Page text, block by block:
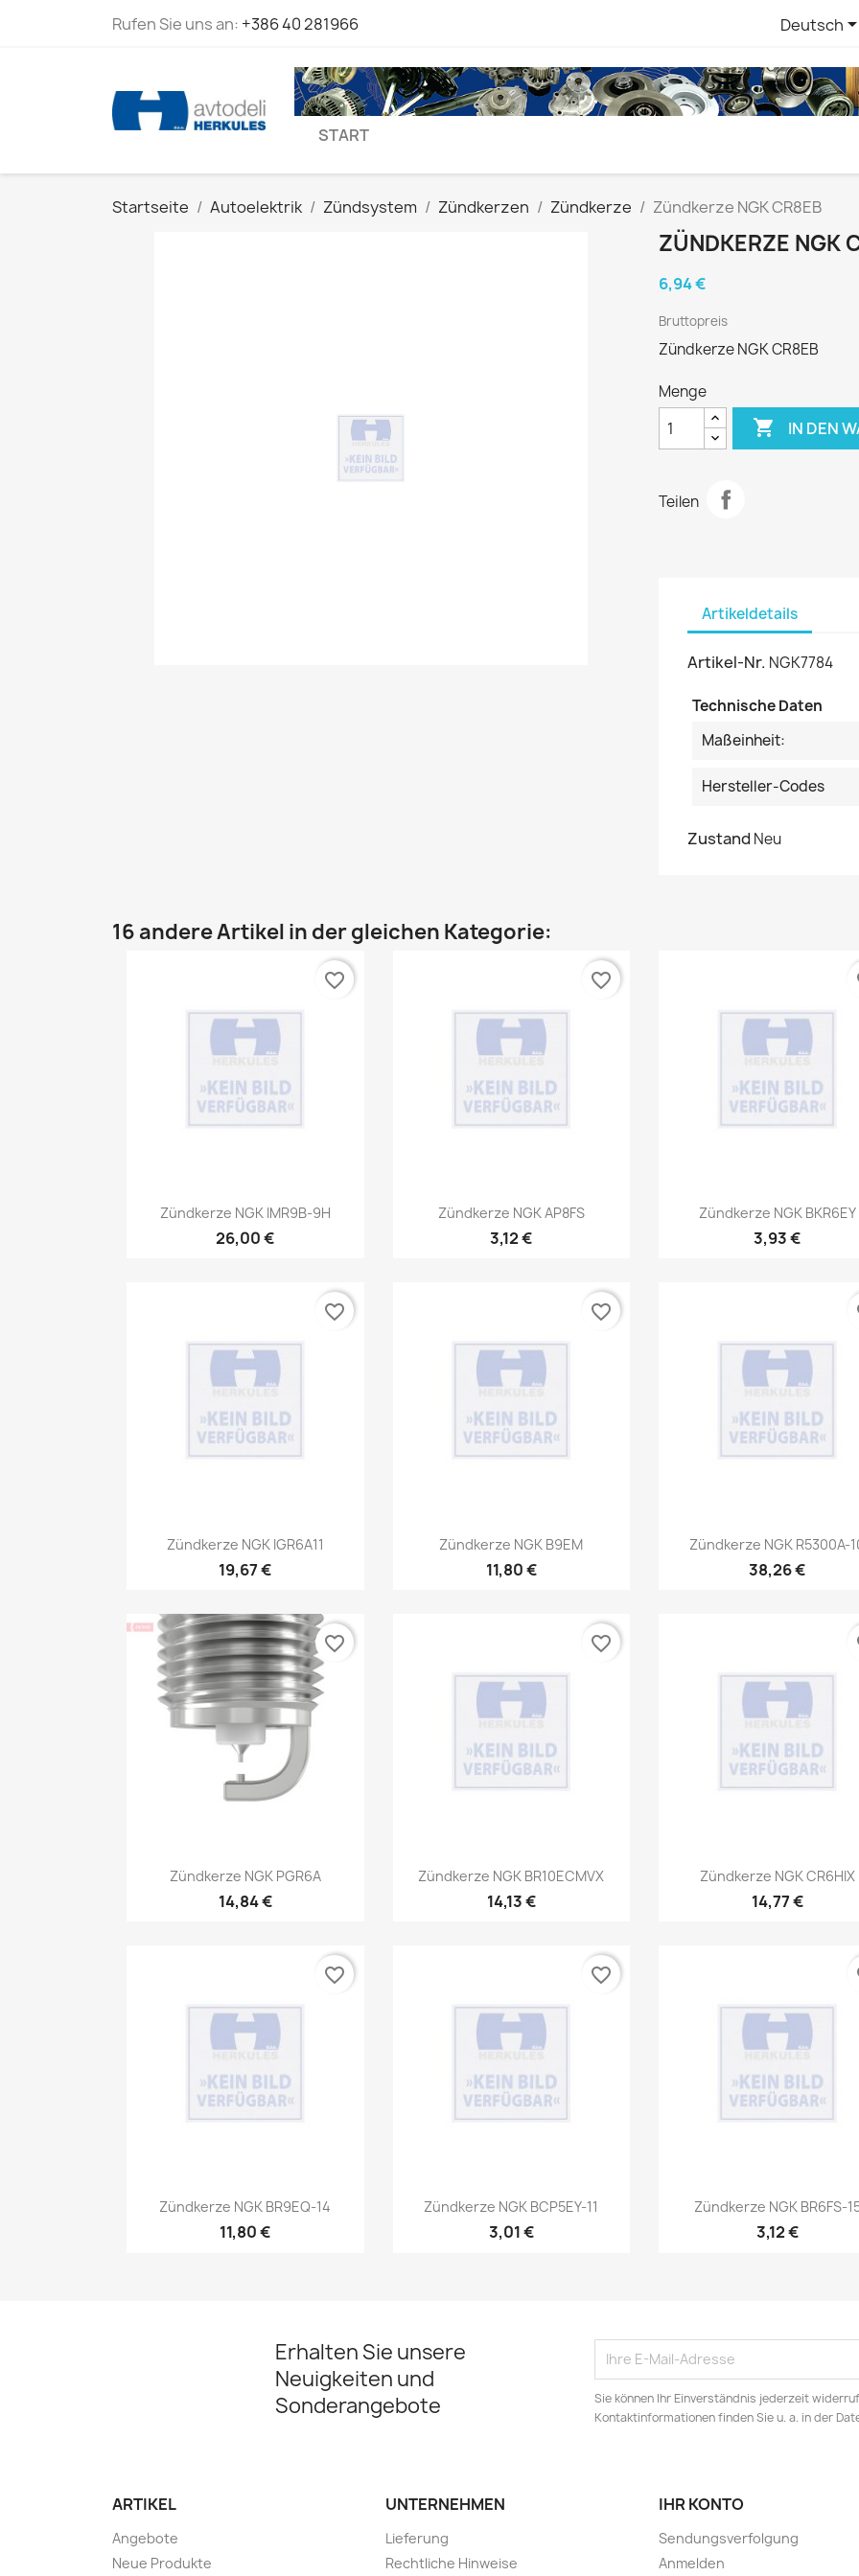
Rufen Sie uns an: +386 40 281966 Deutsch
START
Startseite Autoelektrik Zündsystem Zündkerzen Zündkerze Zündkerze NGK CR8EB
ZÜNDKERZE NGK
6,94 €
Bruttopreis
Zündkerze NGK CR8EB
Menge
 IN DEN
Teilen
Artikeldetails
Artikel-Nr. NGK7784
Technische Daten
Maßeinheit:
Hersteller-Codes
Zustand Neu
16 andere Artikel in der gleichen Kategorie:
Vorschau
Zündkerze NGK IMR9B-9H
26,00 €
favorite_border
Vorschau
Zündkerze NGK AP8FS
3,12 €
favorite_border
Vorschau
Zündkerze NGK BKR6EY
3,93 €
Vorschau
Zündkerze NGK IGR6A11
19,67 €
favorite_border
Vorschau
Zündkerze NGK B9EM
11,80 €
favorite_border
Vorschau
Zündkerze NGK R5300A-
38,26 €
Vorschau
Zündkerze NGK PGR6A
14,84 €
favorite_border
Vorschau
Zündkerze NGK BR10ECMVX
14,13 €
favorite_border
Vorschau
Zündkerze NGK CR6HIX
14,77 €
Vorschau
Zündkerze NGK BR9EQ-14
11,80 €
favorite_border
Vorschau
Zündkerze NGK BCP5EY-11
3,01 €
favorite_border
Vorschau
Zündkerze NGK BR6FS-
3,12 €
Erhalten Sie unsere
Neuigkeiten und
Sonderangebote
Sie können Ihr Einverständnis jederzeit
Kontaktinformationen finden Sie u. a. in der
ARTIKEL
Angebote
Neue Produkte
UNTERNEHMEN
Lieferung
Rechtliche Hinweise
IHR KONTO
Sendungsverfolgung
Anmelden